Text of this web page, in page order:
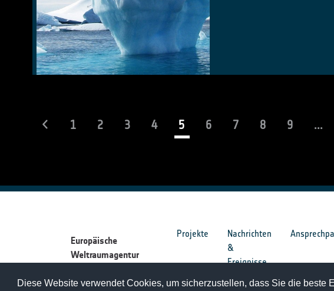
Diese Website verwendet Cookies, um sicherzustellen, dass Sie die beste
1 2 3 4 5(current)
6 7 8 9 ...
Europäische
Weltraumagentur
Projekte
Nachrichten
&
Ereignisse